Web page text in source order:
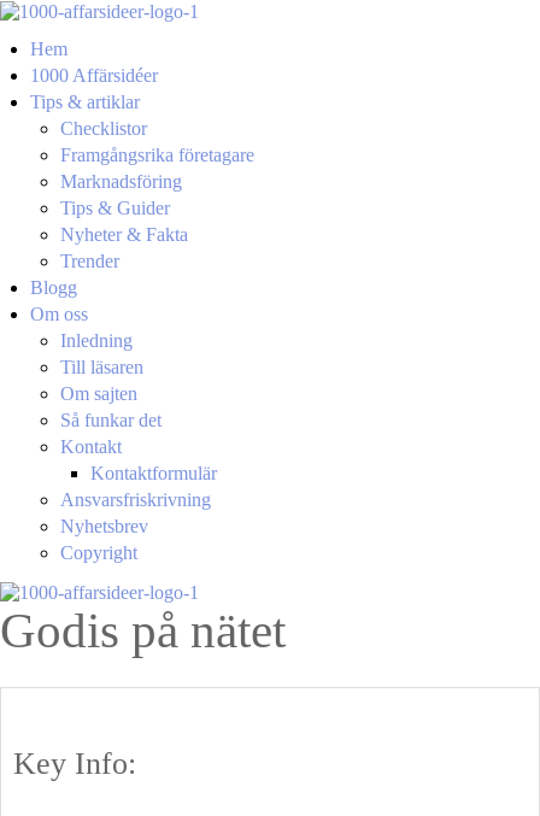
Hem
1000 Affärsidéer
Tips & artiklar
Checklistor
Framgångsrika företagare
Marknadsföring
Tips & Guider
Nyheter & Fakta
Trender
Blogg
Om oss
Inledning
Till läsaren
Om sajten
Så funkar det
Kontakt
Kontaktformulär
Ansvarsfriskrivning
Nyhetsbrev
Copyright
Godis på nätet
Key Info: